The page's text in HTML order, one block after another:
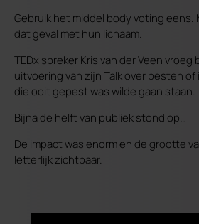
Gebruik het middel body voting eens.
dat geval met hun lichaam.
TEDx spreker Kris van der Veen vroeg
uitvoering van zijn Talk over pesten
die ooit gepest was wilde gaan staan.
Bijna de helft van publiek stond op…
De impact was enorm en de grootte
letterlijk zichtbaar.